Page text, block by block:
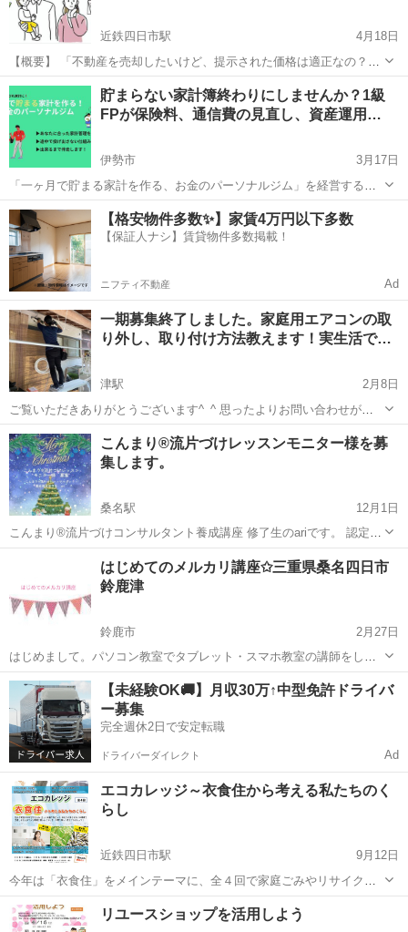
近鉄四日市駅
4月18日
【概要】 「不動産を売却したいけど、提示された価格は適正なの？」
「購入を検討している物件、隠れたリスクはないだろうか？」 「仲介
業者の説明だけで、本当に安心して契約していいのかな…？」 もしあ
なたが不動産の売買...
三重 四日市市 近鉄四日市駅 その他 コンサル
貯まらない家計簿終わりにしませんか？1級
FPが保険料、通信費の見直し、資産運用…
伊勢市
3月17日
「一ヶ月で貯まる家計を作る、お金のパーソナルジム」を経営する、
暮らしのセカンドオピニオンです。 2025年7月から新たに開業するに
あたってモニター様を募集しますので、通常5万円のところ、期間限定
で無料相談を開始します！！ ...
三重 伊勢市 その他 1級
【格安物件多数✨】家賃4万円以下多数
【保証人ナシ】賃貸物件多数掲載！
ニフティ不動産 Ad
一期募集終了しました。家庭用エアコンの取
り外し、取り付け方法教えます！実生活で…
津駅
2月8日
ご覧いただきありがとうございます^_^ 思ったよりお問い合わせが多
く感謝です。 初回の人数にあと一名様で受付一旦終了させていただき
ます。 無事に開催できたら、ですが笑 二期目もやるつもりですのでよ
ろしくお願い申し上げます。 ...
三重 津市 津駅 その他
こんまり®︎流片づけレッスンモニター様を募
集します。
桑名駅
12月1日
こんまり®︎流片づけコンサルタント養成講座 修了生のariです。 認定に
向けて片づけレッスンの モニター様になってくださる方を募集しま
でご活躍のこん...
桑名駅 片づけ
はじめてのメルカリ講座✩三重県桑名四日市
鈴鹿津
鈴鹿市
2月27日
はじめまして。パソコン教室でタブレット・スマホ教室の講師をして
おります。 40代女講師です。実生活でもメルカリを活用しています。
良い評価800以上いただいてます。 今年度初めて、メルカリ講座を開
講準備中ですが 手始めにこ...
三重 鈴鹿市 その他
【未経験OK🚚】月収30万↑中型免許ドライバ
ー募集
完全週休2日で安定転職
ドライバーダイレクト Ad
エコカレッジ～衣食住から考える私たちのく
らし
近鉄四日市駅
9月12日
今年は「衣食住」をメインテーマに、全４回で家庭ごみやリサイク
ル、水道の仕組み、身の回りの化学物質、お片付けの工夫、食と環境
など、私たちの暮らしと地球環境のつながりについて学ぶことができ
三重 四日市市 その他
リユースショップを活用しよう